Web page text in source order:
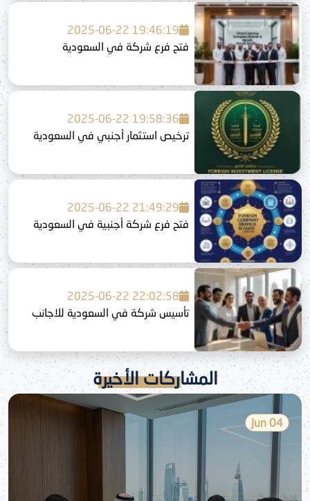
2025-06-22 19:46:19
فتح فرع شركة في السعودية
2025-06-22 19:58:36
ترخيص استثمار أجنبي في السعودية
2025-06-22 21:49:29
فتح فرع شركة أجنبية في السعودية
2025-06-22 22:02:58
تأسيس شركة في السعودية للاجانب
المشاركات الأخيرة
04 Jun